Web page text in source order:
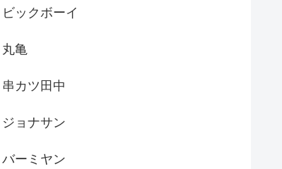
ビックボーイ
丸亀
串カツ田中
ジョナサン
バーミヤン